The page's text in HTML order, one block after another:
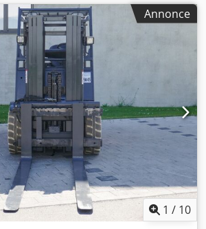
Annonce
1 / 10